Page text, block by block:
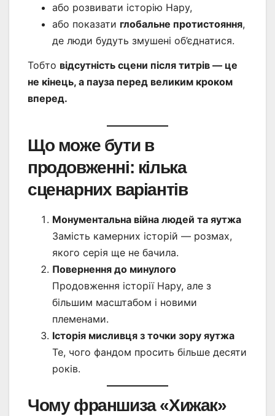
або розвивати історію Нару,
або показати глобальне протистояння,
де люди будуть змушені об’єднатися.
Тобто відсутність сцени після титрів — це
не кінець, а пауза перед великим кроком
вперед.
Що може бути в
продовженні: кілька
сценарних варіантів
Монументальна війна людей та яутжа
Замість камерних історій — розмах,
якого серія ще не бачила.
Повернення до минулого
Продовження історії Нару, але з
більшим масштабом і новими
племенами.
Історія мисливця з точки зору яутжа
Те, чого фандом просить більше десяти
років.
Чому франшиза «Хижак»